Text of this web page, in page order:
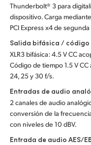
Thunderbolt® 3 para
dispositivo. Carga
PCI Express x4 de
Salida bifásica / código
XLR3 bifásica: 4.5 V CC
Código de tiempo 1.5 V
24, 25 y 30 f/s.
Entradas de audio
2 canales de audio
conversión de la
con niveles de 10 dBV.
Entrada de audio AES/